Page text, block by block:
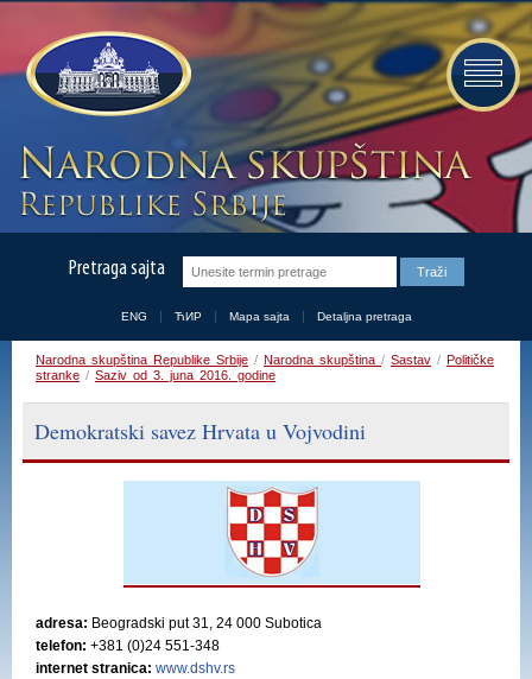
Pretraga sajta
ENG ЋИР Mapa sajta Detaljna pretraga
Narodna skupština Republike Srbije / Narodna skupština / Sastav / Političke
stranke / Saziv od 3. juna 2016. godine
Demokratski savez Hrvata u Vojvodini
adresa: Beogradski put 31, 24 000 Subotica
telefon: +381 (0)24 551-348
internet stranica: www.dshv.rs